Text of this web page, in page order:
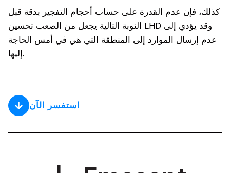
كذلك، فإن عدم القدرة على حساب أحجام التفجير بدقة قبل
النوبة التالية يجعل من الصعب تحسين LHD وقد يؤدي إلى
عدم إرسال الموارد إلى المنطقة التي هي في أمس الحاجة
إليها.
استفسر الآن